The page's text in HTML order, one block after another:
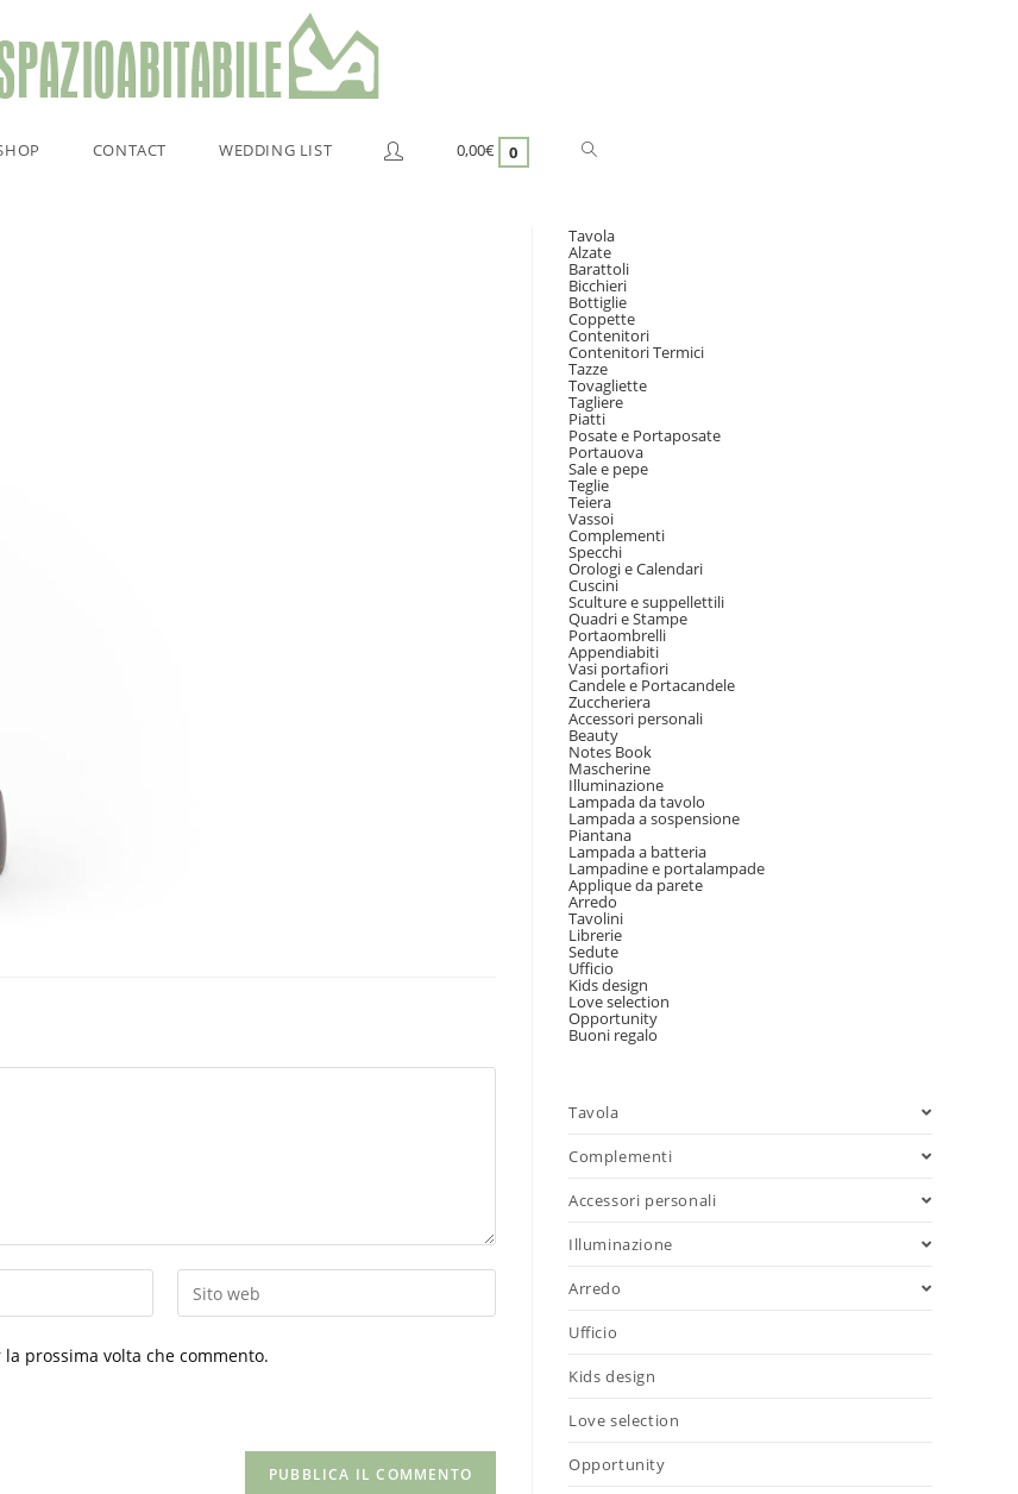
CONTACT WEDDING LIST 0,00€ 0
Inserisci
l'URL
prossima volta che commento.
Tavola
Alzate
Barattoli
Bicchieri
Bottiglie
Coppette
Contenitori
Contenitori Termici
Tazze
Tovagliette
Tagliere
Piatti
Posate e Portaposate
Portauova
Sale e pepe
Teglie
Teiera
Vassoi
Complementi
Specchi
Orologi e Calendari
Cuscini
Sculture e suppellettili
Quadri e Stampe
Portaombrelli
Appendiabiti
Vasi portafiori
Candele e Portacandele
Zuccheriera
Accessori personali
Beauty
Notes Book
Mascherine
Illuminazione
Lampada da tavolo
Lampada a sospensione
Piantana
Lampada a batteria
Lampadine e portalampade
Applique da parete
Arredo
Tavolini
Librerie
Sedute
Ufficio
Kids design
Love selection
Opportunity
Buoni regalo
Tavola
Complementi
Accessori personali
Illuminazione
Arredo
Ufficio
Kids design
Love selection
Opportunity